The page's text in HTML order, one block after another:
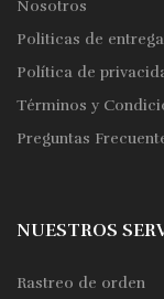
Nosotros
Politicas de entrega
Política de
Términos y
Preguntas
NUESTROS
Rastreo de orden